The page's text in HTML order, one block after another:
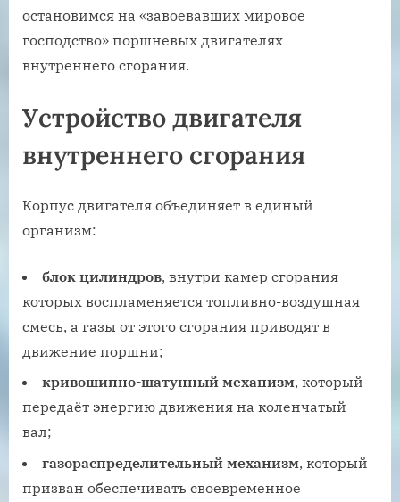
остановимся на «завоевавших мировое
господство» поршневых двигателях
внутреннего сгорания.
Устройство двигателя
внутреннего сгорания
Корпус двигателя объединяет в единый
организм:
блок цилиндров, внутри камер сгорания
которых воспламеняется топливно-воздушная
смесь, а газы от этого сгорания приводят в
движение поршни;
кривошипно-шатунный механизм, который
передаёт энергию движения на коленчатый
вал;
газораспределительный механизм, который
призван обеспечивать своевременное